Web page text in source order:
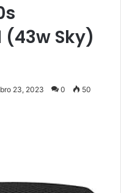
(43w Sky)
23, 2023 0 50